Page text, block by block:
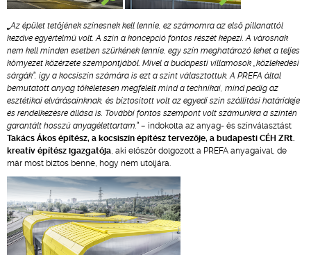
„Az épület tetőjének színesnek kell lennie, ez számomra az első pillanattól
kezdve egyértelmű volt. A szín a koncepció fontos részét képezi. A városnak
nem kell minden esetben szürkének lennie, egy szín meghatározó lehet a teljes
környezet közérzete szempontjából. Mivel a budapesti villamosok „közlekedési
sárgák”, így a kocsiszín számára is ezt a színt választottuk. A PREFA által
bemutatott anyag tökéletesen megfelelt mind a technikai, mind pedig az
esztétikai elvárásainknak, és biztosított volt az egyedi szín szállítási határideje
és rendelkezésre állása is. További fontos szempont volt számunkra a szintén
garantált hosszú anyagélettartam.” – indokolta az anyag- és színválasztást
Takács Ákos építész, a kocsiszín építész tervezője, a budapesti CÉH ZRt.
kreatív építész igazgatója, aki először dolgozott a PREFA anyagaival, de
már most biztos benne, hogy nem utoljára.